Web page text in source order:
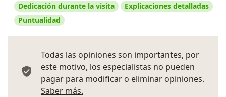
Dedicación durante la visita
Explicaciones detalladas
Puntualidad
Todas las opiniones son importantes, por
este motivo, los especialistas no pueden
pagar para modificar o eliminar opiniones.
Saber más.